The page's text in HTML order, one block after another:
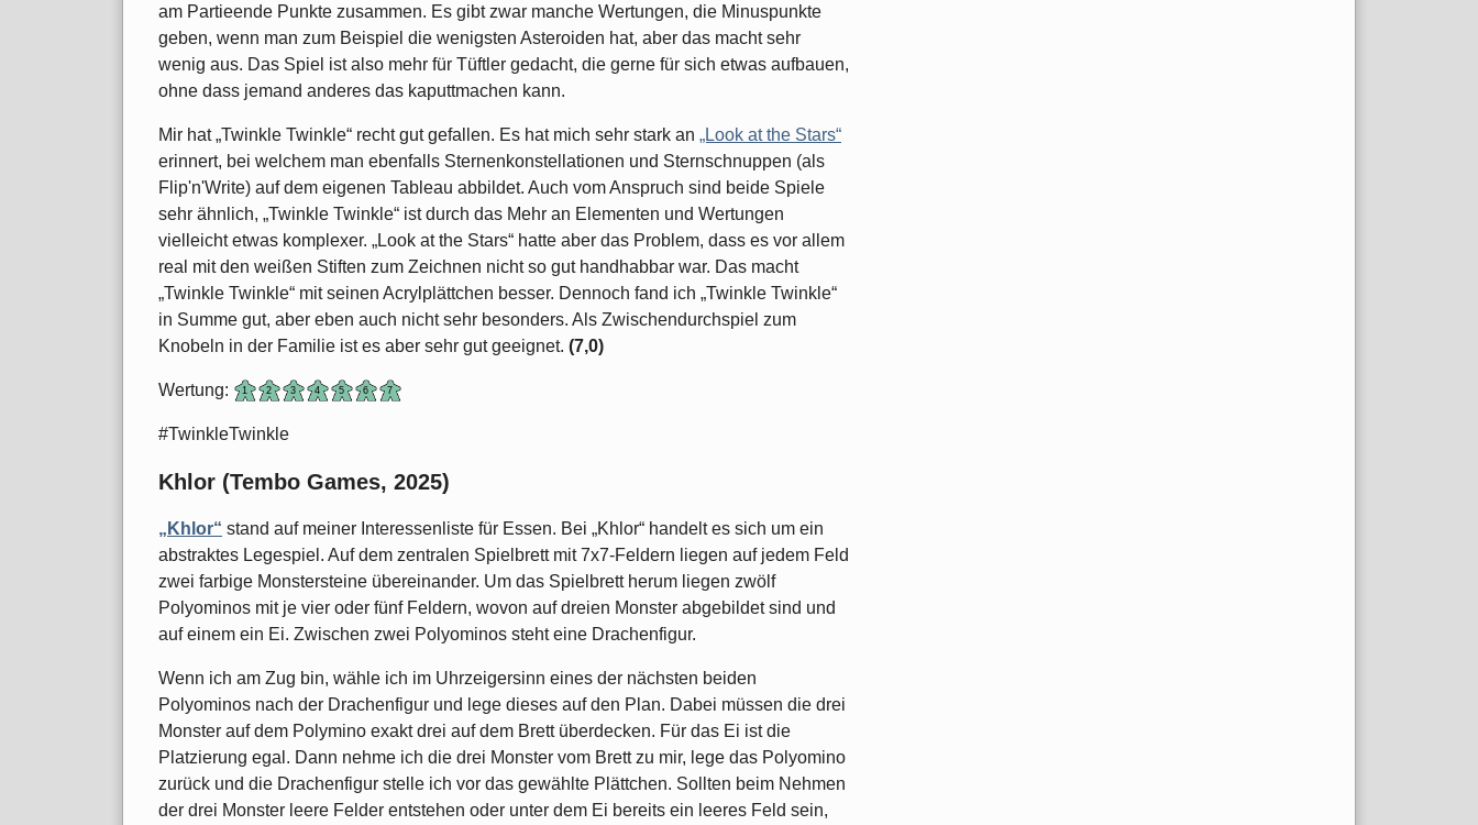
am Partieende Punkte zusammen. Es gibt zwar manche Wertungen, die Minuspunkte
geben, wenn man zum Beispiel die wenigsten Asteroiden hat, aber das macht sehr
wenig aus. Das Spiel ist also mehr für Tüftler gedacht, die gerne für sich etwas aufbauen,
ohne dass jemand anderes das kaputtmachen kann.
Mir hat „Twinkle Twinkle“ recht gut gefallen. Es hat mich sehr stark an „Look at the Stars“
erinnert, bei welchem man ebenfalls Sternenkonstellationen und Sternschnuppen (als
Flip'n'Write) auf dem eigenen Tableau abbildet. Auch vom Anspruch sind beide Spiele
sehr ähnlich, „Twinkle Twinkle“ ist durch das Mehr an Elementen und Wertungen
vielleicht etwas komplexer. „Look at the Stars“ hatte aber das Problem, dass es vor allem
real mit den weißen Stiften zum Zeichnen nicht so gut handhabbar war. Das macht
„Twinkle Twinkle“ mit seinen Acrylplättchen besser. Dennoch fand ich „Twinkle Twinkle“
in Summe gut, aber eben auch nicht sehr besonders. Als Zwischendurchspiel zum
Knobeln in der Familie ist es aber sehr gut geeignet. (7,0)
Wertung:
#TwinkleTwinkle
Khlor (Tembo Games, 2025)
„Khlor“ stand auf meiner Interessenliste für Essen. Bei „Khlor“ handelt es sich um ein
abstraktes Legespiel. Auf dem zentralen Spielbrett mit 7x7-Feldern liegen auf jedem Feld
zwei farbige Monstersteine übereinander. Um das Spielbrett herum liegen zwölf
Polyominos mit je vier oder fünf Feldern, wovon auf dreien Monster abgebildet sind und
auf einem ein Ei. Zwischen zwei Polyominos steht eine Drachenfigur.
Wenn ich am Zug bin, wähle ich im Uhrzeigersinn eines der nächsten beiden
Polyominos nach der Drachenfigur und lege dieses auf den Plan. Dabei müssen die drei
Monster auf dem Polymino exakt drei auf dem Brett überdecken. Für das Ei ist die
Platzierung egal. Dann nehme ich die drei Monster vom Brett zu mir, lege das Polyomino
zurück und die Drachenfigur stelle ich vor das gewählte Plättchen. Sollten beim Nehmen
der drei Monster leere Felder entstehen oder unter dem Ei bereits ein leeres Feld sein,